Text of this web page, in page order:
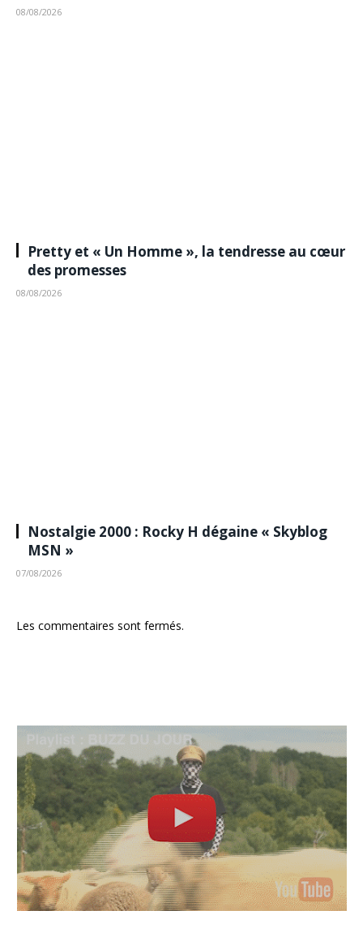
08/08/2026
Pretty et « Un Homme », la tendresse au cœur
des promesses
08/08/2026
Nostalgie 2000 : Rocky H dégaine « Skyblog
MSN »
07/08/2026
Les commentaires sont fermés.